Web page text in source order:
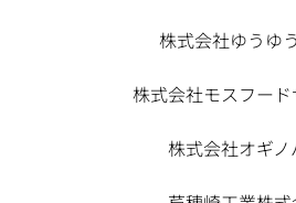
株式会社ゆうゆ
株式会社モスフード
株式会社オギノ